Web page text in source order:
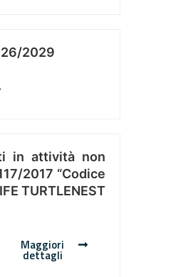
2029
in attività non
2017 “Codice
TURTLENEST
Maggiori
dettagli